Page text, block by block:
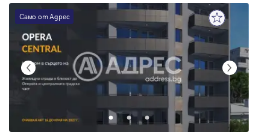
Само от Адрес